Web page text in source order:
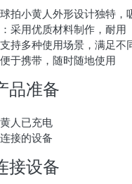
拍小黄人外形设计独特，
采用优质材料制作，耐用
持多种使用场景，满足不
于携带，随时随地使用
品准备
人已充电
接的设备
接设备